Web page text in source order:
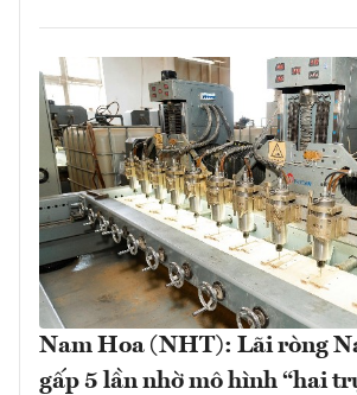
Nam Hoa (NHT): Lãi ròng
gấp 5 lần nhờ mô hình “hai